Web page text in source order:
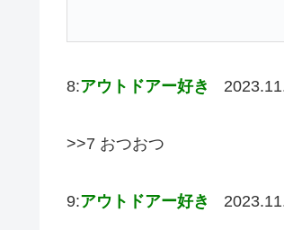
8:アウトドアー好き
>>7 おつおつ
9:アウトドアー好き